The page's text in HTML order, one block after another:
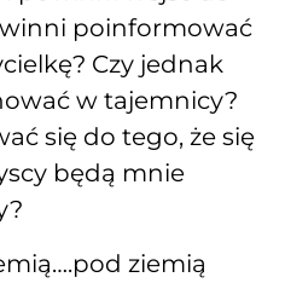
poinformować
Czy jednak
w tajemnicy?
się do tego, że się
będą mnie
ziemią